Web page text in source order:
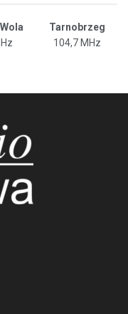
Tarnobrzeg
104,7 MHz